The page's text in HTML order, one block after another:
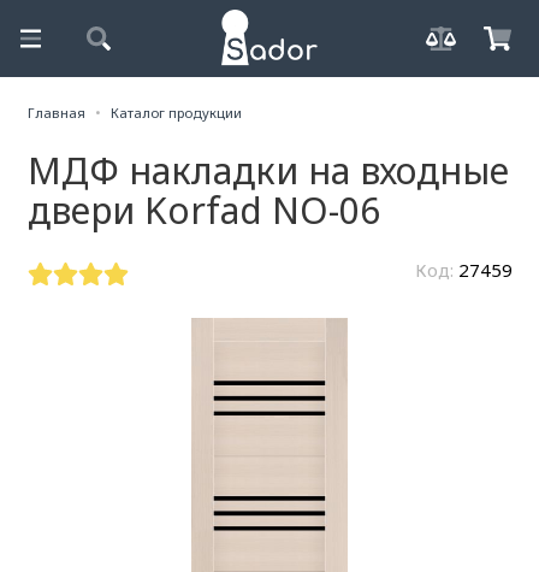
Главная Каталог продукции
МДФ накладки на входные
двери Korfad NO-06
Код: 27459